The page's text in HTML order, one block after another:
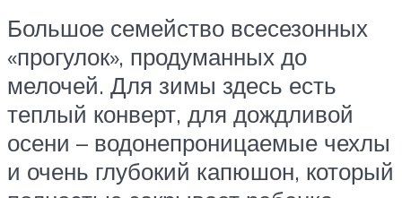
Большое семейство всесезонных
«прогулок», продуманных до
мелочей. Для зимы здесь есть
теплый конверт, для дождливой
осени – водонепроницаемые чехлы
и очень глубокий капюшон, который